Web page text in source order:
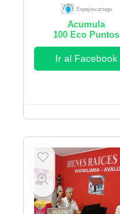
Espejoscartago
Acumula
100 Eco Puntos
Ir al Facebook